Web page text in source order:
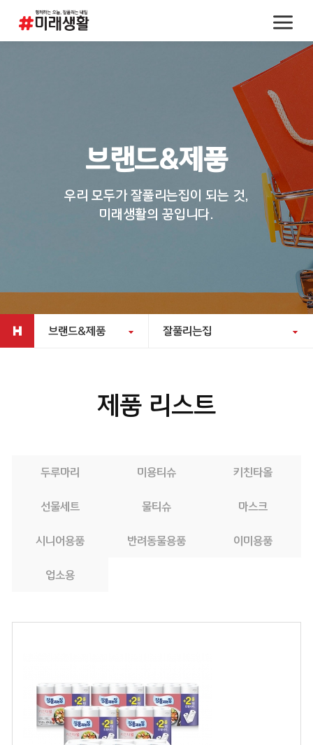
브랜드&제품
우리 모두가 잘풀리는집이 되는 것,
미래생활의 꿈입니다.
브랜드&제품 잘풀리는집
제품 리스트
두루마리 미용티슈 키친타올
선물세트 물티슈 마스크
시니어용품 반려동물용품 이미용품
업소용